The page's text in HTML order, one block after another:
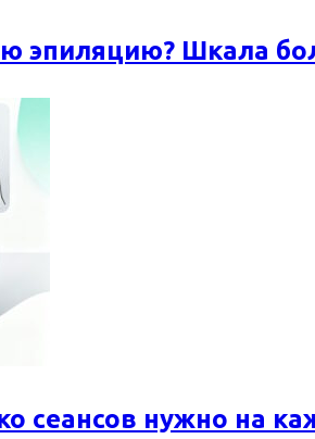
эпиляцию? Шкала
сеансов нужно на